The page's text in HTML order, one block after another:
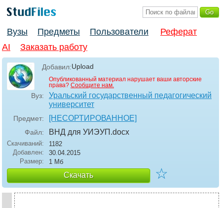
Вузы Предметы Пользователи
Реферат
AI
Заказать работу
Добавил:Upload
Опубликованный материал нарушает ваши авторские
права? Сообщите нам.
Вуз:
Уральский государственный педагогический
университет
Предмет: [НЕСОРТИРОВАННОЕ]
Файл: ВНД для УИЭУП .docx
Скачиваний:
1182
Добавлен:
30.04.2015
Размер:
1 Мб
Скачать ☆